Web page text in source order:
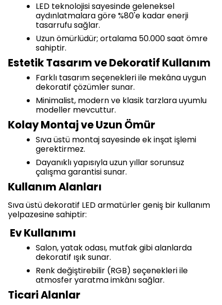
LED teknolojisi sayesinde geleneksel
aydınlatmalara göre %80'e kadar enerji
tasarrufu sağlar.
Uzun ömürlüdür; ortalama 50.000 saat ömre
sahiptir.
Estetik Tasarım ve Dekoratif Kullanım
Farklı tasarım seçenekleri ile mekâna uygun
dekoratif çözümler sunar.
Minimalist, modern ve klasik tarzlara uyumlu
modeller mevcuttur.
Kolay Montaj ve Uzun Ömür
Sıva üstü montaj sayesinde ek inşat işlemi
gerektirmez.
Dayanıklı yapısıyla uzun yıllar sorunsuz
çalışma garantisi sunar.
Kullanım Alanları
Sıva üstü dekoratif LED armatürler geniş bir kullanım
yelpazesine sahiptir:
Ev Kullanımı
Salon, yatak odası, mutfak gibi alanlarda
dekoratif ışık sunar.
Renk değiştirebilir (RGB) seçenekleri ile
atmosfer yaratma imkânı sağlar.
Ticari Alanlar